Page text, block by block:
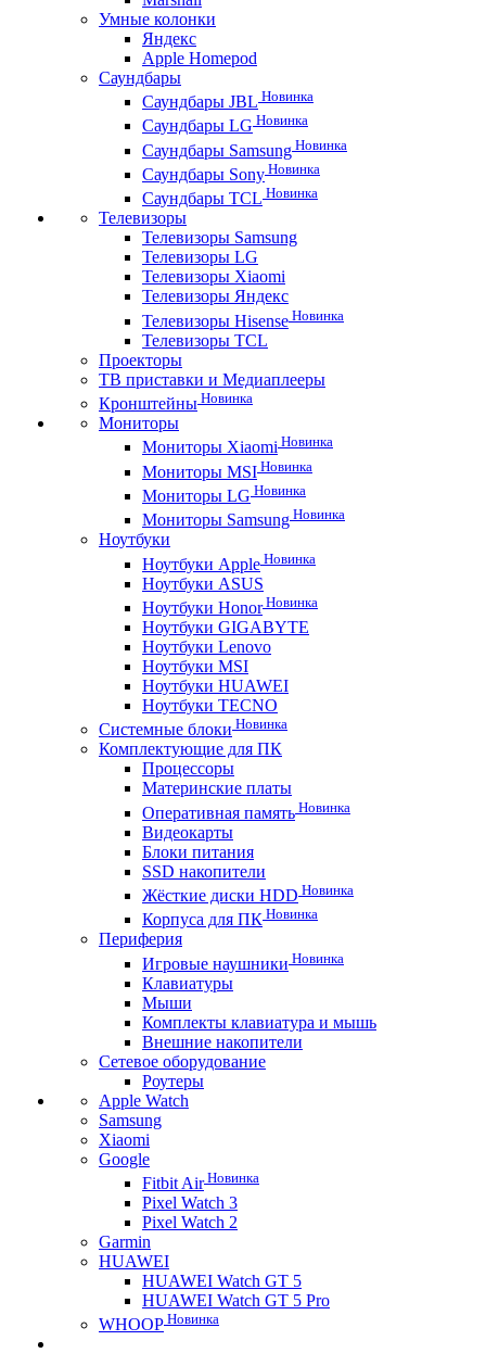
Умные колонки
Яндекс
Apple Homepod
Саундбары
Саундбары JBL Новинка
Саундбары LG Новинка
Саундбары Samsung Новинка
Саундбары Sony Новинка
Саундбары TCL Новинка
Телевизоры
Телевизоры Samsung
Телевизоры LG
Телевизоры Xiaomi
Телевизоры Яндекс
Телевизоры Hisense Новинка
Телевизоры TCL
Проекторы
ТВ приставки и Медиаплееры
Кронштейны Новинка
Мониторы
Мониторы Xiaomi Новинка
Мониторы MSI Новинка
Мониторы LG Новинка
Мониторы Samsung Новинка
Ноутбуки
Ноутбуки Apple Новинка
Ноутбуки ASUS
Ноутбуки HonorНовинка
Ноутбуки GIGABYTE
Ноутбуки Lenovo
Ноутбуки MSI
Ноутбуки HUAWEI
Ноутбуки TECNO
Системные блоки Новинка
Комплектующие для ПК
Процессоры
Материнские платы
Оперативная память Новинка
Видеокарты
Блоки питания
SSD накопители
Жёсткие диски HDD Новинка
Корпуса для ПК Новинка
Периферия
Игровые наушники Новинка
Клавиатуры
Мыши
Комплекты клавиатура и мышь
Внешние накопители
Сетевое оборудование
Роутеры
Apple Watch
Samsung
Xiaomi
Google
Fitbit AirНовинка
Pixel Watch 3
Pixel Watch 2
Garmin
HUAWEI
HUAWEI Watch GT 5
HUAWEI Watch GT 5 Pro
WHOOP Новинка